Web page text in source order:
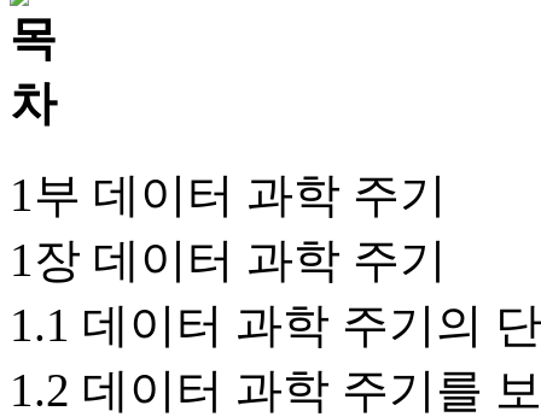
1부 데이터 과학 주기
1장 데이터 과학 주기
1.1 데이터 과학 주기의
1.2 데이터 과학 주기를